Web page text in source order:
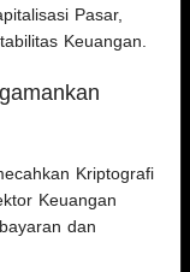
Pasar,
Keuangan.
Kriptografi
Keuangan
dan